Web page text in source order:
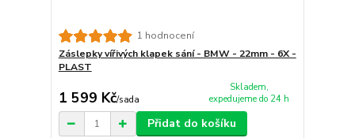
1 hodnocení
Záslepky vířivých klapek sání - BMW - 22mm - 6X -
PLAST
1 599 Kč/sada
Skladem,
expedujeme do 24 h
Přidat do košíku